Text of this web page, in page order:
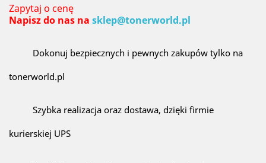
Zapytaj o cenę
Napisz do nas na sklep@tonerworld.pl
Dokonuj bezpiecznych i pewnych zakupów tylko na
tonerworld.pl
Szybka realizacja oraz dostawa, dzięki firmie
kurierskiej UPS